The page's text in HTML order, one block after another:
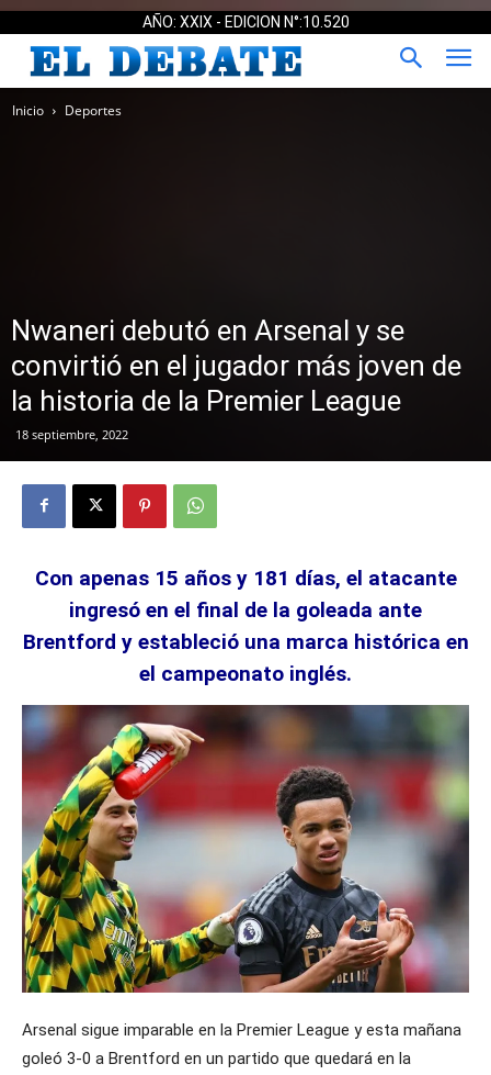
AÑO: XXIX - EDICION N°:10.520
Inicio Deportes
Nwaneri debutó en Arsenal y se
convirtió en el jugador más joven de
la historia de la Premier League
18 septiembre, 2022
Con apenas 15 años y 181 días, el atacante
ingresó en el final de la goleada ante
Brentford y estableció una marca histórica en
el campeonato inglés.
Arsenal sigue imparable en la Premier League y esta mañana
goleó 3-0 a Brentford en un partido que quedará en la